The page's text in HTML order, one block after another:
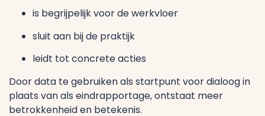
is begrijpelijk voor de werkvloer
sluit aan bij de praktijk
leidt tot concrete acties
Door data te gebruiken als startpunt voor dialoog in
plaats van als eindrapportage, ontstaat meer
betrokkenheid en betekenis.